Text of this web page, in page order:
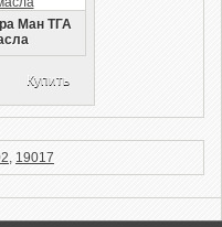
Ман ТГА
Купить
, 19017